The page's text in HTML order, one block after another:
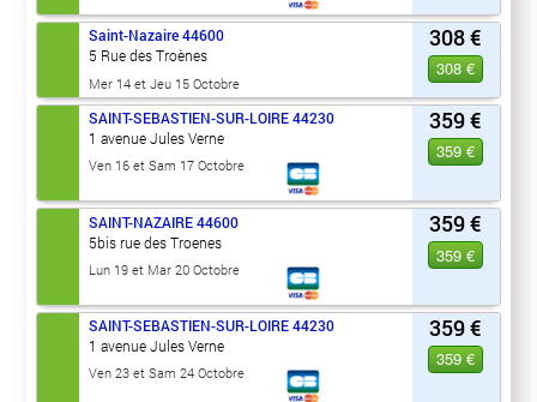
308 €
308 €
Saint-Nazaire 44600
5 Rue des Troènes
Mer 14 et Jeu 15 Octobre
359 €
359 €
SAINT-SEBASTIEN-SUR-LOIRE 44230
1 avenue Jules Verne
Ven 16 et Sam 17 Octobre
359 €
359 €
SAINT-NAZAIRE 44600
5bis rue des Troenes
Lun 19 et Mar 20 Octobre
359 €
359 €
SAINT-SEBASTIEN-SUR-LOIRE 44230
1 avenue Jules Verne
Ven 23 et Sam 24 Octobre